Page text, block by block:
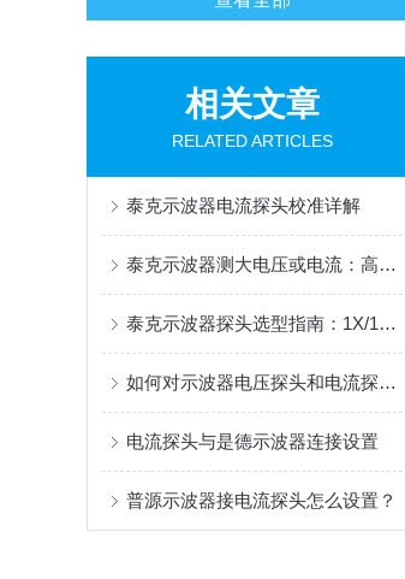
相关文章
RELATED ARTICLES
泰克示波器电流探头校准详解
泰克示波器测大电压或电流：高压差分探头与电流探头选配指南
泰克示波器探头选型指南：1X/10X、差分与电流探头的应用解析
如何对示波器电压探头和电流探头进行偏移校正？
电流探头与是德示波器连接设置
普源示波器接电流探头怎么设置？